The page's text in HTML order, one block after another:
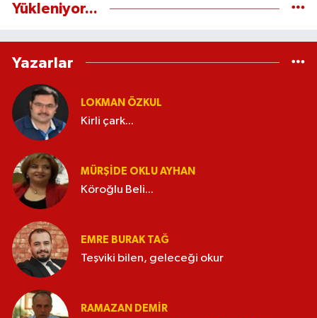
Yükleniyor...
Yazarlar
LOKMAN ÖZKUL
Kirli çark...
MÜRŞIDE OKLU AYHAN
Köroğlu Beli...
EMRE BURAK TAĞ
Teşviki bilen, geleceği okur
RAMAZAN DEMİR